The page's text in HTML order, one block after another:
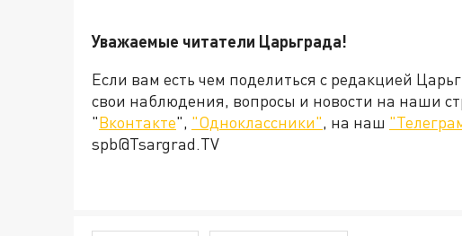
Уважаемые читатели Царьграда!
Если вам есть чем поделиться с редакцией
свои наблюдения, вопросы и новости на наши
"Вконтакте", "Одноклассники", на наш
spb@Tsargrad.TV